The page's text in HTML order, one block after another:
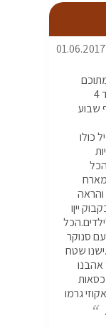
01.06.2017
ל4 ילדים בוגרים ש3 מתוכם
נשואים ולנו 5 נכדים בגילאים מ8 ועד 4
שבוע
כולו
.הכל
והראה
ייןו
סנוקר
שטח
אהבנו
גרמו